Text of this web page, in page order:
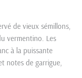
de vieux sémillons,
vermentino. Les
à la puissante
notes de garrigue,